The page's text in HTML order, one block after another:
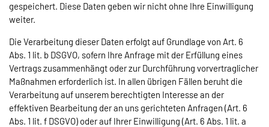
gespeichert. Diese Daten geben wir nicht ohne Ihre Einwilligung
weiter.
Die Verarbeitung dieser Daten erfolgt auf Grundlage von Art. 6
Abs. 1 lit. b DSGVO, sofern Ihre Anfrage mit der Erfüllung eines
Vertrags zusammenhängt oder zur Durchführung vorvertraglicher
Maßnahmen erforderlich ist. In allen übrigen Fällen beruht die
Verarbeitung auf unserem berechtigten Interesse an der
effektiven Bearbeitung der an uns gerichteten Anfragen (Art. 6
Abs. 1 lit. f DSGVO) oder auf Ihrer Einwilligung (Art. 6 Abs. 1 lit. a